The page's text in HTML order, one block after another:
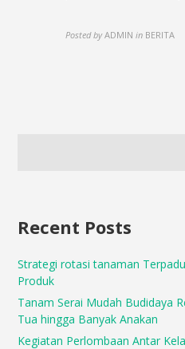
Posted by ADMIN in BERITA
Recent Posts
Strategi rotasi tanaman
Produk
Tanam Serai Mudah Budidaya
Tua hingga Banyak Anakan
Kegiatan Perlombaan Antar